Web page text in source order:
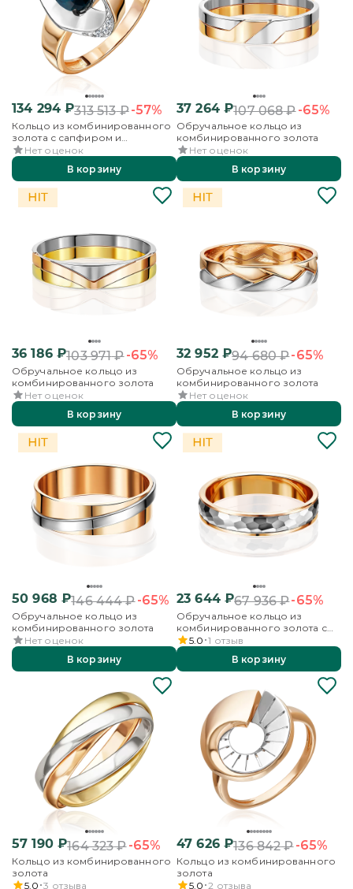
134 294 ₽313 513₽-57%
Кольцо из комбинированного
золота с сапфиром и
бриллиантами
Нет оценок
В корзину
37 264₽107 068₽-65%
Обручальное кольцо из
комбинированного золота
Нет оценок
В корзину
36 186₽103 971₽-65%
Обручальное кольцо из
комбинированного золота
Нет оценок
В корзину
32 952₽94 680₽-65%
Обручальное кольцо из
комбинированного золота
Нет оценок
В корзину
50 968 ₽146 444₽-65%
Обручальное кольцо из
комбинированного золота
Нет оценок
В корзину
23 644₽67 936₽-65%
Обручальное кольцо из
комбинированного золота с
алмазной гранью
5.0 1 отзыв
В корзину
57 190₽164 323₽-65%
Кольцо из комбинированного
золота
5.0 3 отзыва
47 626₽136 842₽-65%
Кольцо из комбинированного
золота
5.0 2 отзыва